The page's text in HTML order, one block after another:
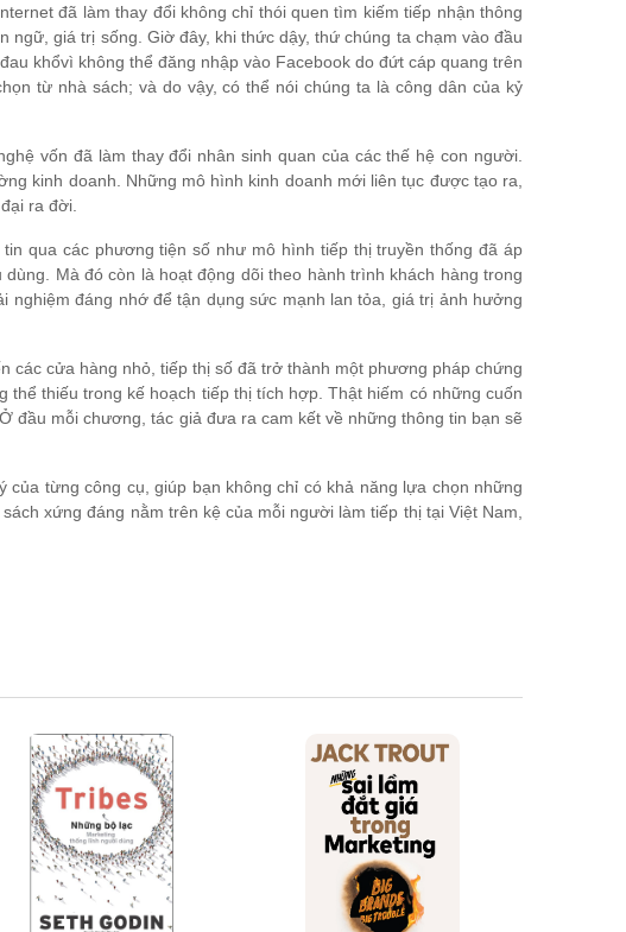
đã làm thay đổi không chỉ thói quen tìm kiếm tiếp nhận thông
giá trị sống. Giờ đây, khi thức dậy, thứ chúng ta chạm vào đầu
khổvì không thể đăng nhập vào Facebook do đứt cáp quang trên
từ nhà sách; và do vậy, có thể nói chúng ta là công dân của kỷ
vốn đã làm thay đổi nhân sinh quan của các thế hệ con người.
kinh doanh. Những mô hình kinh doanh mới liên tục được tạo ra,
ra đời.
qua các phương tiện số như mô hình tiếp thị truyền thống đã áp
Mà đó còn là hoạt động dõi theo hành trình khách hàng trong
nghiệm đáng nhớ để tận dụng sức mạnh lan tỏa, giá trị ảnh hưởng
các cửa hàng nhỏ, tiếp thị số đã trở thành một phương pháp chứng
thiếu trong kế hoạch tiếp thị tích hợp. Thật hiếm có những cuốn
đầu mỗi chương, tác giả đưa ra cam kết về những thông tin bạn sẽ
từng công cụ, giúp bạn không chỉ có khả năng lựa chọn những
xứng đáng nằm trên kệ của mỗi người làm tiếp thị tại Việt Nam,